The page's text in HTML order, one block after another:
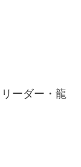
ーダー・龍